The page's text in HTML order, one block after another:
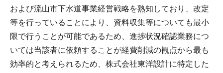
および流山市下水道事業経営戦略を熟知しており、改定
等を行っていることにより、資料収集等についても最小
限で行うことが可能であるため、進捗状況確認業務につ
いては当該者に依頼することが経費削減の観点から最も
効率的と考えられるため、株式会社東洋設計に特定した